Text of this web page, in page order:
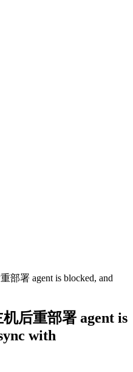
部署 agent is blocked, and
后重部署 agent is
with